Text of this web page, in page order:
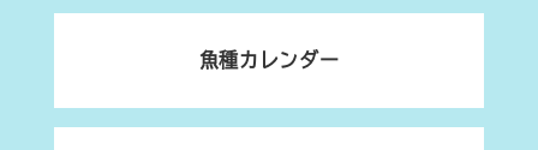
魚種カレンダー